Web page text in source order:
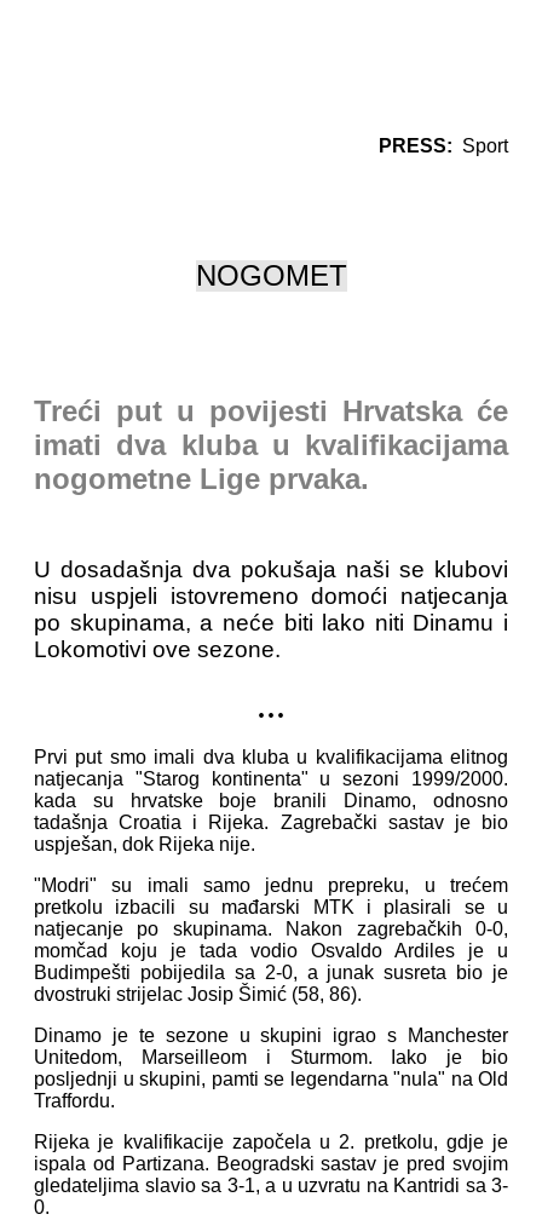
PRESS: Sport
NOGOMET
Treći put u povijesti Hrvatska će
imati dva kluba u kvalifikacijama
nogometne Lige prvaka.
U dosadašnja dva pokušaja naši se klubovi
nisu uspjeli istovremeno domoći natjecanja
po skupinama, a neće biti lako niti Dinamu i
Lokomotivi ove sezone.
...
Prvi put smo imali dva kluba u kvalifikacijama elitnog
natjecanja "Starog kontinenta" u sezoni 1999/2000.
kada su hrvatske boje branili Dinamo, odnosno
tadašnja Croatia i Rijeka. Zagrebački sastav je bio
uspješan, dok Rijeka nije.
"Modri" su imali samo jednu prepreku, u trećem
pretkolu izbacili su mađarski MTK i plasirali se u
natjecanje po skupinama. Nakon zagrebačkih 0-0,
momčad koju je tada vodio Osvaldo Ardiles je u
Budimpešti pobijedila sa 2-0, a junak susreta bio je
dvostruki strijelac Josip Šimić (58, 86).
Dinamo je te sezone u skupini igrao s Manchester
Unitedom, Marseilleom i Sturmom. Iako je bio
posljednji u skupini, pamti se legendarna "nula" na Old
Traffordu.
Rijeka je kvalifikacije započela u 2. pretkolu, gdje je
ispala od Partizana. Beogradski sastav je pred svojim
gledateljima slavio sa 3-1, a u uzvratu na Kantridi sa 3-
0.